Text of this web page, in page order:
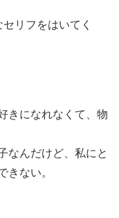
リフをはいてく
きになれなくて、物
なんだけど、私にと
きない。